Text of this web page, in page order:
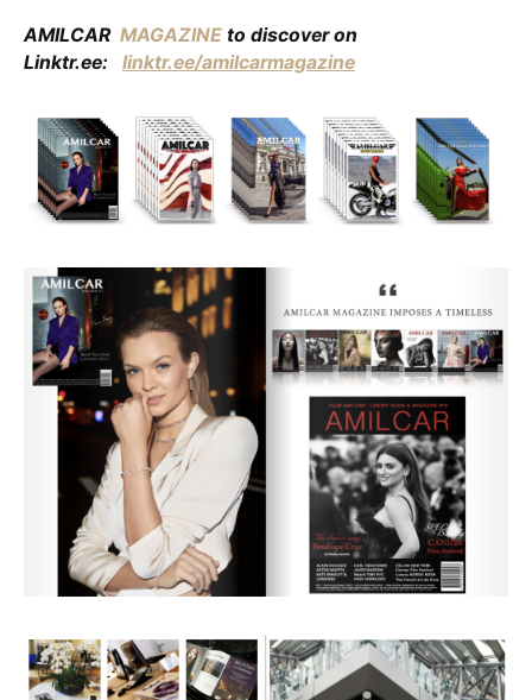
AMILCAR MAGAZINE to discover on
Linktr.ee: linktr.ee/amilcarmagazine